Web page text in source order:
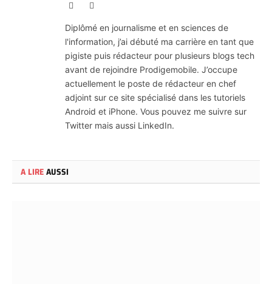
Diplômé en journalisme et en sciences de
l'information, j’ai débuté ma carrière en tant que
pigiste puis rédacteur pour plusieurs blogs tech
avant de rejoindre Prodigemobile. J’occupe
actuellement le poste de rédacteur en chef
adjoint sur ce site spécialisé dans les tutoriels
Android et iPhone. Vous pouvez me suivre sur
Twitter mais aussi LinkedIn.
A LIREAUSSI